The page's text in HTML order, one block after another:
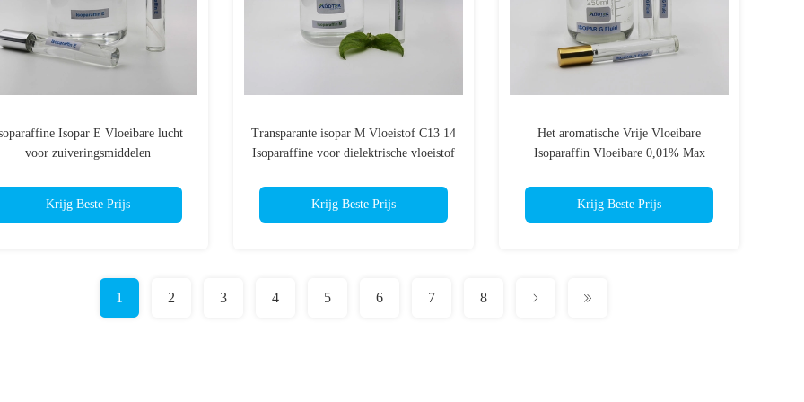
Isopar E Vloeibare lucht
voor zuiveringsmiddelen
Krijg Beste Prijs
Transparante isopar M Vloeistof C13 14
Isoparaffine voor dielektrische vloeistof
Krijg Beste Prijs
Het aromatische Vrije Vloeibare
Isoparaffin Vloeibare 0,01% Max
Krijg Beste Prijs
1 2 3 4 5 6 7 8